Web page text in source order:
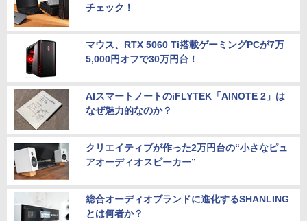
チェック！
マウス、RTX 5060 Ti搭載ゲーミングPCが7万
5,000円オフで30万円台！
AIスマートノートのiFLYTEK「AINOTE 2」は
なぜ魅力的なのか？
クリエイティブが作った2万円台の“小さなピュ
アオーディオスピーカー”
総合オーディオブランドに進化するSHANLING
とは何者か？